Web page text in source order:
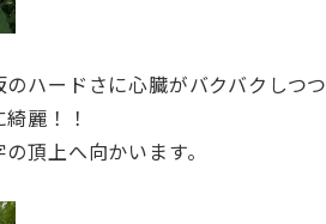
ハードさに心臓がバクバクしつつ
麗！！
頂上へ向かいます。